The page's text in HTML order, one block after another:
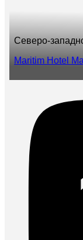
Северо-
Maritim Hotel